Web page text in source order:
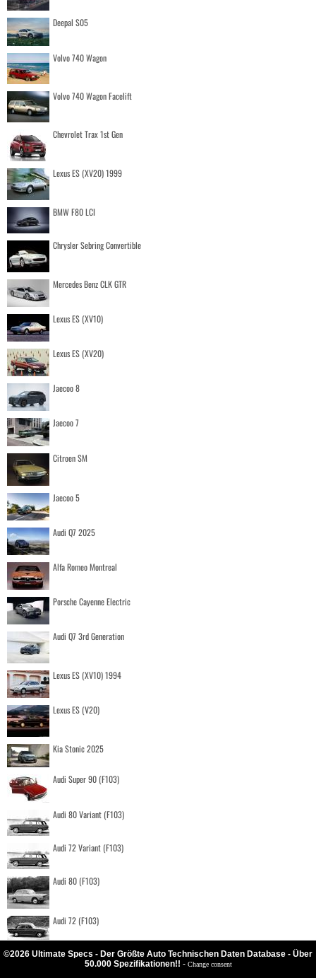
Deepal S05
Volvo 740 Wagon
Volvo 740 Wagon Facelift
Chevrolet Trax 1st Gen
Lexus ES (XV20) 1999
BMW F80 LCI
Chrysler Sebring Convertible
Mercedes Benz CLK GTR
Lexus ES (XV10)
Lexus ES (XV20)
Jaecoo 8
Jaecoo 7
Citroen SM
Jaecoo 5
Audi Q7 2025
Alfa Romeo Montreal
Porsche Cayenne Electric
Audi Q7 3rd Generation
Lexus ES (XV10) 1994
Lexus ES (V20)
Kia Stonic 2025
Audi Super 90 (F103)
Audi 80 Variant (F103)
Audi 72 Variant (F103)
Audi 80 (F103)
Audi 72 (F103)
©2026 Ultimate Specs - Der Größte Auto Technischen Daten Database - Über
50.000 Spezifikationen!! - Change consent